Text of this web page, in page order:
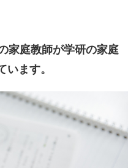
家庭教師が学研の家庭
います。